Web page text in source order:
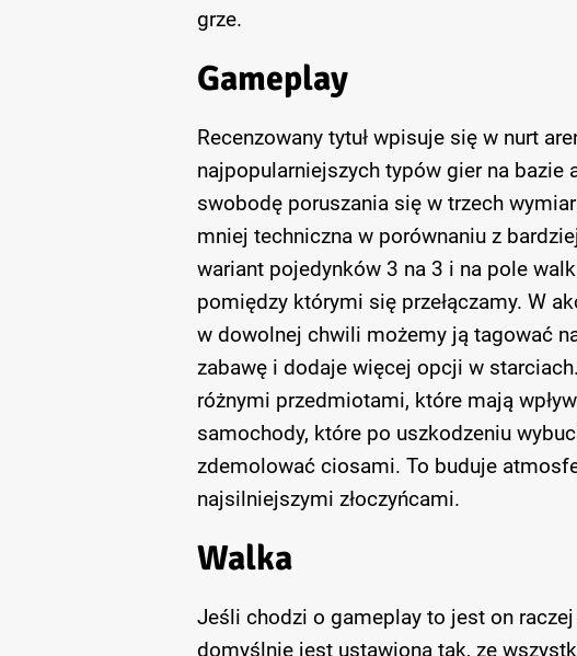
grze.
Gameplay
Recenzowany tytuł wpisuje się w nurt
najpopularniejszych typów gier na bazie
swobodę poruszania się w trzech
mniej techniczna w porównaniu z
wariant pojedynków 3 na 3 i na pole
pomiędzy którymi się przełączamy. W
w dowolnej chwili możemy ją tagować
zabawę i dodaje więcej opcji w
różnymi przedmiotami, które mają
samochody, które po uszkodzeniu
zdemolować ciosami. To buduje
najsilniejszymi złoczyńcami.
Walka
Jeśli chodzi o gameplay to jest on
domyślnie jest ustawiona tak, ze